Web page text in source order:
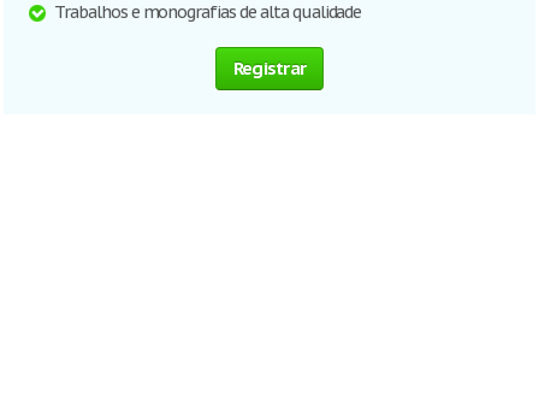
Trabalhos e monografias de alta qualidade
Registrar